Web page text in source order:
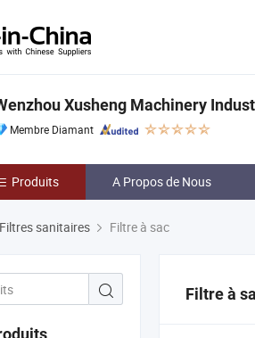
Xusheng Machinery
Membre Diamant
Produits A Propos de Nous
Filtres sanitaires Filtre à sac
Filtre à